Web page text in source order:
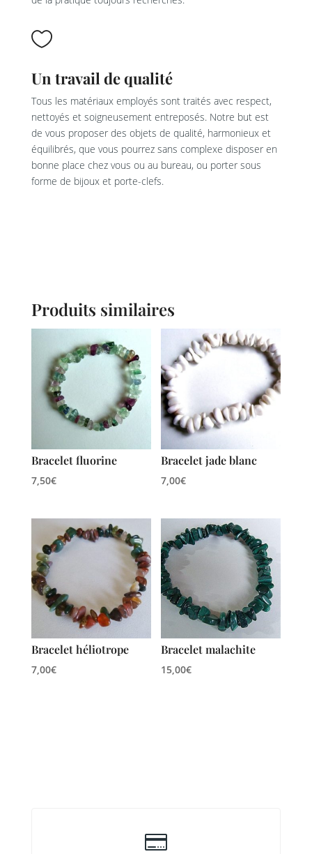

Un travail de qualité
Tous les matériaux employés sont traités avec respect,
nettoyés et soigneusement entreposés. Notre but est
de vous proposer des objets de qualité, harmonieux et
équilibrés, que vous pourrez sans complexe disposer en
bonne place chez vous ou au bureau, ou porter sous
forme de bijoux et porte-clefs.
Produits similaires
Bracelet fluorine
7,50€
Bracelet jade blanc
7,00€
Bracelet héliotrope
7,00€
Bracelet malachite
15,00€
